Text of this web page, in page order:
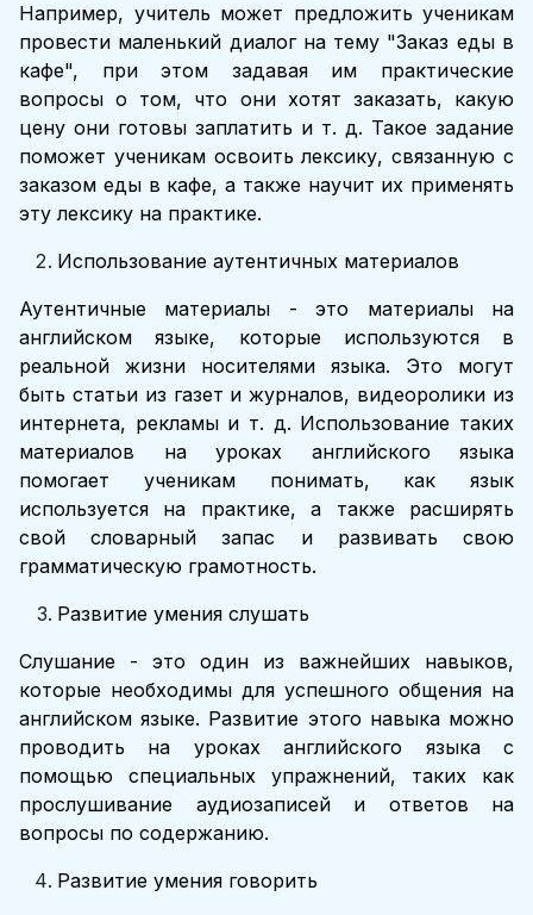
Например, учитель может предложить ученикам
провести маленький диалог на тему "Заказ еды в
кафе", при этом задавая им практические
вопросы о том, что они хотят заказать, какую
цену они готовы заплатить и т. д. Такое задание
поможет ученикам освоить лексику, связанную с
заказом еды в кафе, а также научит их применять
эту лексику на практике.
Использование аутентичных материалов
Аутентичные материалы - это материалы на
английском языке, которые используются в
реальной жизни носителями языка. Это могут
быть статьи из газет и журналов, видеоролики из
интернета, рекламы и т. д. Использование таких
материалов на уроках английского языка
помогает ученикам понимать, как язык
используется на практике, а также расширять
свой словарный запас и развивать свою
грамматическую грамотность.
Развитие умения слушать
Слушание - это один из важнейших навыков,
которые необходимы для успешного общения на
английском языке. Развитие этого навыка можно
проводить на уроках английского языка с
помощью специальных упражнений, таких как
прослушивание аудиозаписей и ответов на
вопросы по содержанию.
Развитие умения говорить